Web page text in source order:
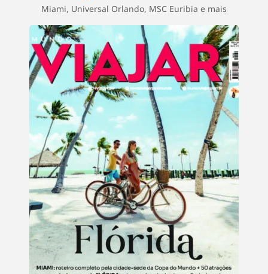
Miami, Universal Orlando, MSC Euribia e mais